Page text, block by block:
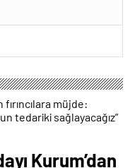
Kurum’dan